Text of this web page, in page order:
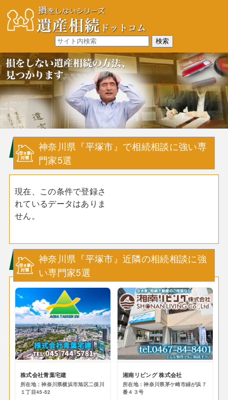
神奈川県『平塚市』で相続相談に強い専
門家5選
現在、この条件で登録さ
れているデータはありま
せん。
神奈川県『平塚市』近隣の相続相談に強
い専門家5選
株式会社青葉宅建
所在地：神奈川県横浜市旭区二俣川
１丁目45-52
湘南リビング 株式会社
所在地：神奈川県茅ケ崎市緑が浜７
番４３号